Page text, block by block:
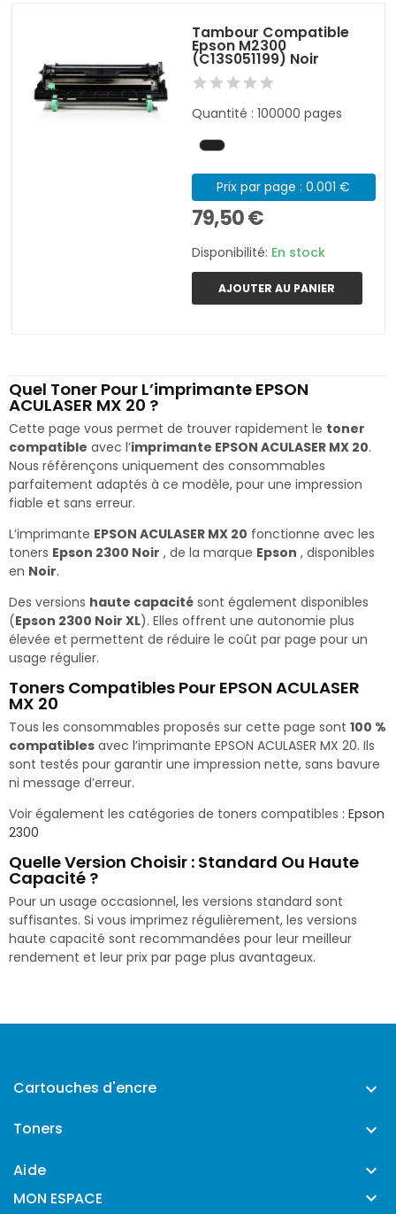
Tambour Compatible
Epson M2300
(C13S051199) Noir
Quantité : 100000 pages
Prix par page : 0.001 €
79,50 €
Disponibilité: En stock
AJOUTER AU PANIER
Quel Toner Pour L’imprimante EPSON
ACULASER MX 20 ?
Cette page vous permet de trouver rapidement le toner
compatible avec l’imprimante EPSON ACULASER MX 20.
Nous référençons uniquement des consommables
parfaitement adaptés à ce modèle, pour une impression
fiable et sans erreur.
L’imprimante EPSON ACULASER MX 20 fonctionne avec les
toners Epson 2300 Noir , de la marque Epson , disponibles
en Noir.
Des versions haute capacité sont également disponibles
(Epson 2300 Noir XL). Elles offrent une autonomie plus
élevée et permettent de réduire le coût par page pour un
usage régulier.
Toners Compatibles Pour EPSON ACULASER
MX 20
Tous les consommables proposés sur cette page sont 100 %
compatibles avec l’imprimante EPSON ACULASER MX 20. Ils
sont testés pour garantir une impression nette, sans bavure
ni message d’erreur.
Voir également les catégories de toners compatibles : Epson
2300
Quelle Version Choisir : Standard Ou Haute
Capacité ?
Pour un usage occasionnel, les versions standard sont
suffisantes. Si vous imprimez régulièrement, les versions
haute capacité sont recommandées pour leur meilleur
rendement et leur prix par page plus avantageux.
Cartouches d'encre 
Toners 
Aide 
MON ESPACE 